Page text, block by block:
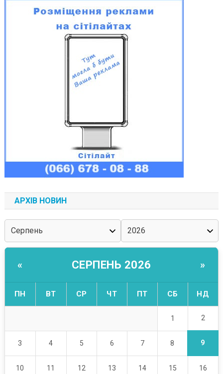
АРХІВ НОВИН
« СЕРПЕНЬ 2026 »
ПН ВТ СР ЧТ ПТ СБ НД
1 2
3 4 5 6 7 8 9
10 11 12 13 14 15 16